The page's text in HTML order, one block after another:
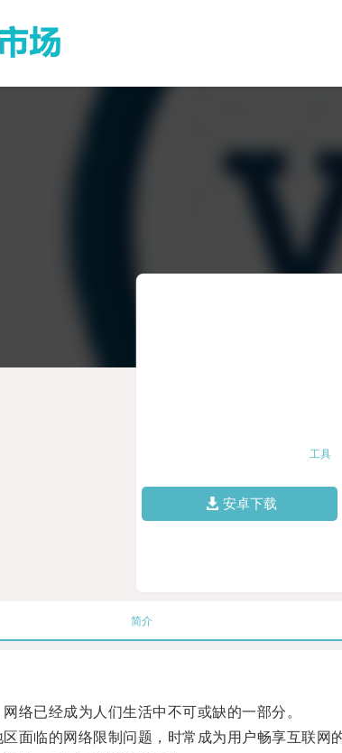
工具
安卓下载
简介
已经成为人们生活中不可或缺的一部分。
临的网络限制问题，时常成为用户畅享互联网的